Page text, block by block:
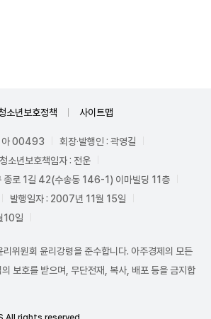
소년보호정책 사이트맵
아 00493
회장·발행인 : 곽영길
청소년보호책임자 : 전운
종로 1길 42(수송동 146-1) 이마빌딩 11층
발행일자 : 2007년 11월 15일
10일
위원회 윤리강령을 준수합니다. 아주경제의 모든
보호를 받으며, 무단전재, 복사, 배포 등을 금지합